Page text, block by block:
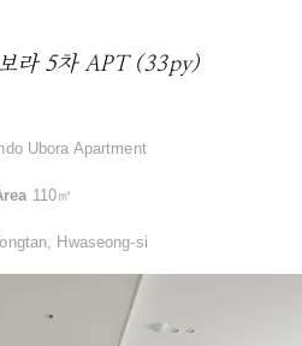
라 5차 APT (33py)
Ubora Apartment
110㎡
Hwaseong-si